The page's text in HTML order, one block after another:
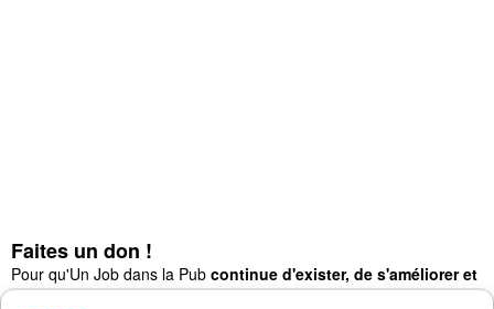
Faites un don !
Pour qu'Un Job dans la Pub continue d'exister, de s'améliorer et
de rester 100% gratuit + illimité,soutenez le site via Tipeee.